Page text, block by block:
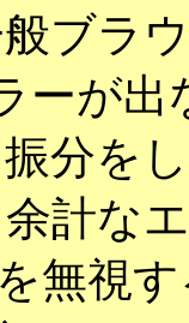
ブラ
ーが
分を
計な
無視